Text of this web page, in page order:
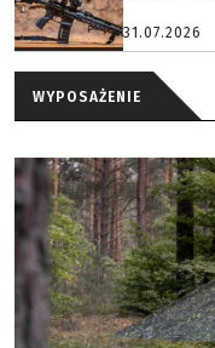
31.07.2026
WYPOSAŻENIE